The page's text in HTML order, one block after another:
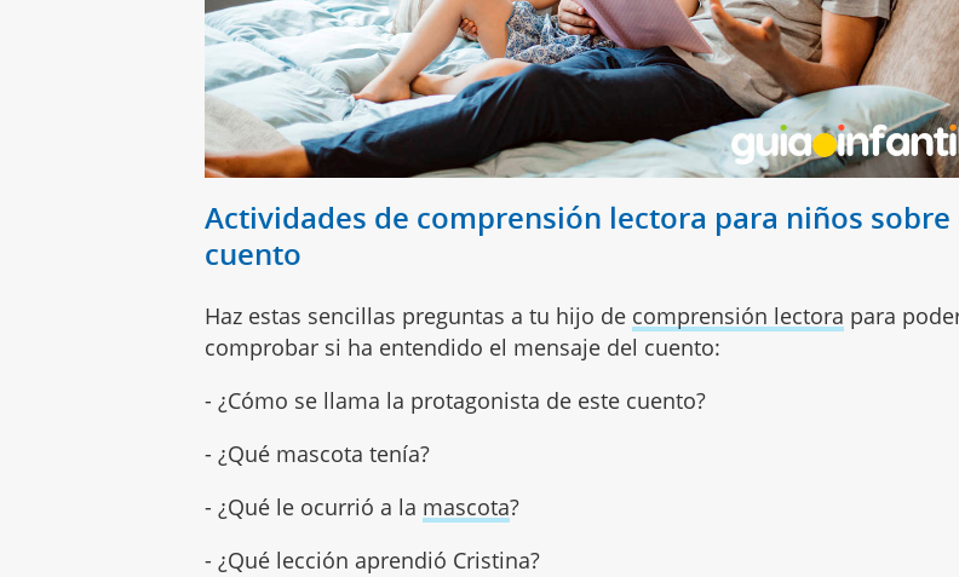
Actividades de comprensión lectora para niños sobre
cuento
Haz estas sencillas preguntas a tu hijo de comprensión lectora para
comprobar si ha entendido el mensaje del cuento:
- ¿Cómo se llama la protagonista de este cuento?
- ¿Qué mascota tenía?
- ¿Qué le ocurrió a la mascota?
- ¿Qué lección aprendió Cristina?